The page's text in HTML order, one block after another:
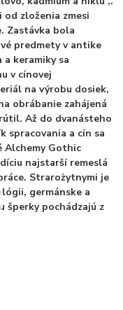
zloženia zmesi
Zastávka bola
predmety v antike
keramiky sa
v cínovej
na výrobu dosiek,
obrábanie zahájená
Až do dvanásteho
spracovania a cín sa
Alchemy Gothic
najstarší remeslá
Strarożytnymi je
germánske a
šperky pochádzajú z